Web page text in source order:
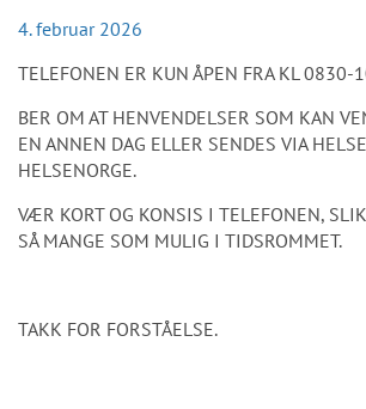
4. februar 2026
TELEFONEN ER KUN ÅPEN FRA KL 0830-
BER OM AT HENVENDELSER SOM KAN
EN ANNEN DAG ELLER SENDES VIA
HELSENORGE.
VÆR KORT OG KONSIS I TELEFONEN,
SÅ MANGE SOM MULIG I TIDSROMMET.
TAKK FOR FORSTÅELSE.